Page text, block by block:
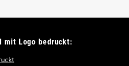
mit Logo bedruckt: